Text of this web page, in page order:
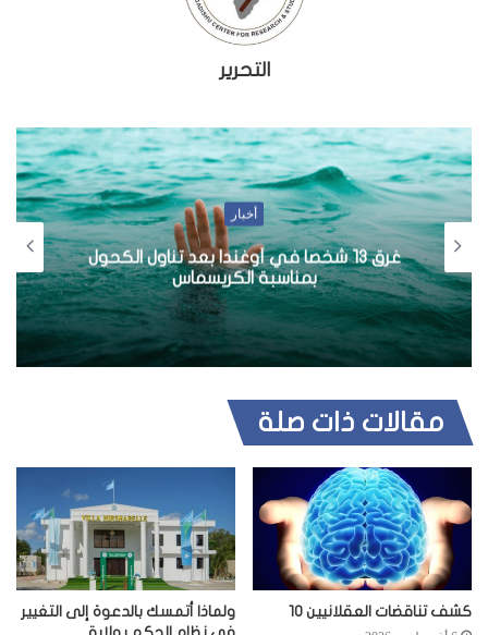
التحرير
أخبار
غرق 13 شخصا في أوغندا بعد تناول الكحول
بمناسبة الكريسماس
مقالات ذات صلة
كشف تناقضات العقلانيين 10
ولماذا أتمسك بالدعوة إلى التغيير